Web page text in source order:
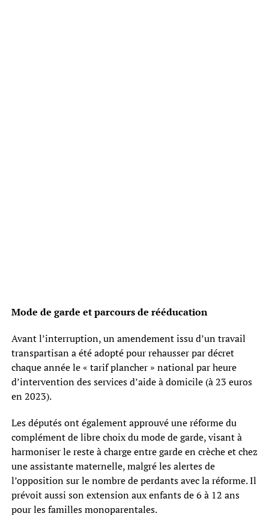
Mode de garde et parcours de rééducation
Avant l’interruption, un amendement issu d’un travail
transpartisan a été adopté pour rehausser par décret
chaque année le « tarif plancher » national par heure
d’intervention des services d’aide à domicile (à 23 euros
en 2023).
Les députés ont également approuvé une réforme du
complément de libre choix du mode de garde, visant à
harmoniser le reste à charge entre garde en crèche et chez
une assistante maternelle, malgré les alertes de
l’opposition sur le nombre de perdants avec la réforme. Il
prévoit aussi son extension aux enfants de 6 à 12 ans
pour les familles monoparentales.